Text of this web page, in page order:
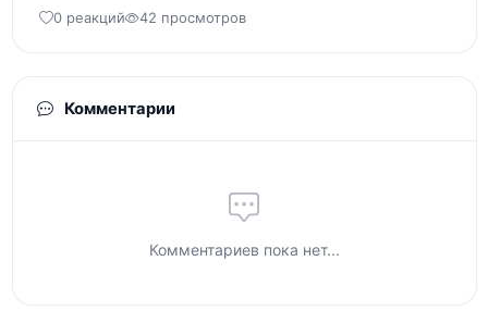
0 реакций 42 просмотров
Комментарии
Комментариев пока нет...